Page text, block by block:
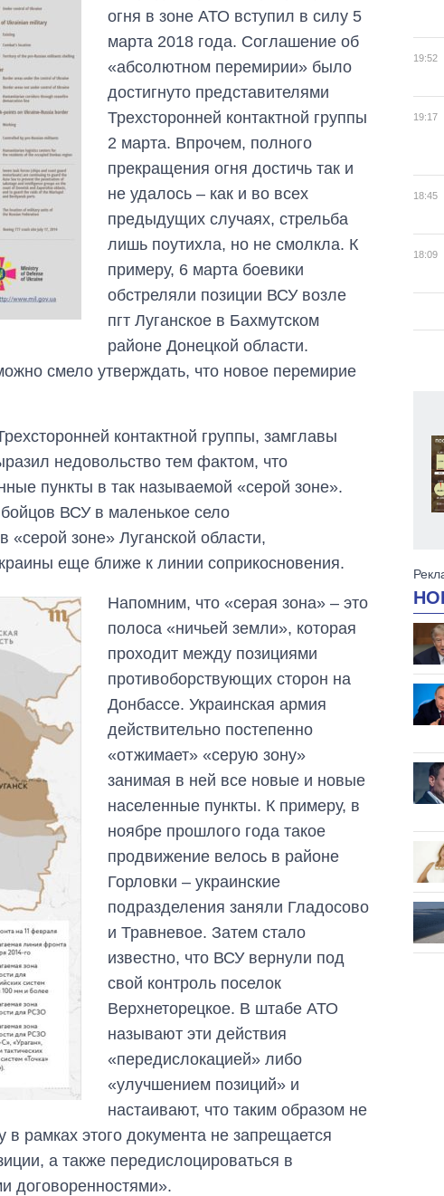
огня в зоне АТО вступил в силу 5
марта 2018 года. Соглашение об
«абсолютном перемирии» было
достигнуто представителями
Трехсторонней контактной группы
2 марта. Впрочем, полного
прекращения огня достичь так и
не удалось – как и во всех
предыдущих случаях, стрельба
лишь поутихла, но не смолкла. К
примеру, 6 марта боевики
обстреляли позиции ВСУ возле
пгт Луганское в Бахмутском
районе Донецкой области.
смело утверждать, что новое перемирие
контактной группы, замглавы
недовольство тем фактом, что
пункты в так называемой «серой зоне».
ВСУ в маленькое село
«серой зоне» Луганской области,
еще ближе к линии соприкосновения.
Напомним, что «серая зона» – это
полоса «ничьей земли», которая
проходит между позициями
противоборствующих сторон на
Донбассе. Украинская армия
действительно постепенно
«отжимает» «серую зону»
занимая в ней все новые и новые
населенные пункты. К примеру, в
ноябре прошлого года такое
продвижение велось в районе
Горловки – украинские
подразделения заняли Гладосово
и Травневое. Затем стало
известно, что ВСУ вернули под
свой контроль поселок
Верхнеторецкое. В штабе АТО
называют эти действия
«передислокацией» либо
«улучшением позиций» и
настаивают, что таким образом не
рамках этого документа не запрещается
а также передислоцироваться в
договоренностями».
19:52
19:17
18:45
18:09
От 1 месяца – до 5
лет: кто и как долго
должность